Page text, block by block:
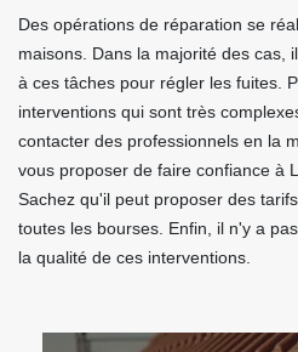
Des opérations de réparation se
maisons. Dans la majorité des cas,
à ces tâches pour régler les fuites.
interventions qui sont très
contacter des professionnels en la
vous proposer de faire confiance à
Sachez qu'il peut proposer des
toutes les bourses. Enfin, il n'y a
la qualité de ces interventions.